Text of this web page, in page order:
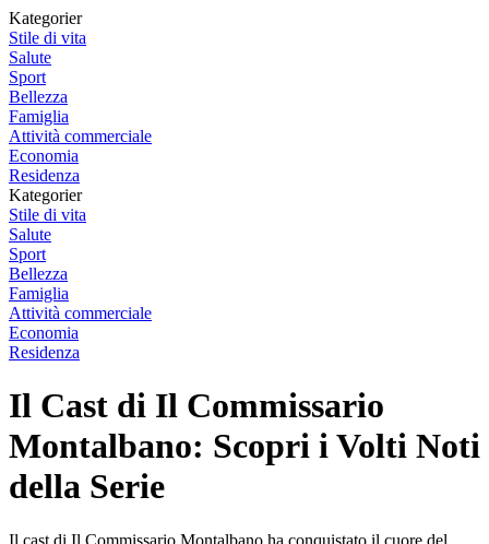
Kategorier
Stile di vita
Salute
Sport
Bellezza
Famiglia
Attività commerciale
Economia
Residenza
Kategorier
Stile di vita
Salute
Sport
Bellezza
Famiglia
Attività commerciale
Economia
Residenza
Il Cast di Il Commissario
Montalbano: Scopri i Volti Noti
della Serie
Il cast di Il Commissario Montalbano ha conquistato il cuore del